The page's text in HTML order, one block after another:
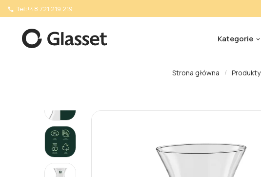
 Tel:+48 721 219 219
Kategorie
Strona główna Produkty